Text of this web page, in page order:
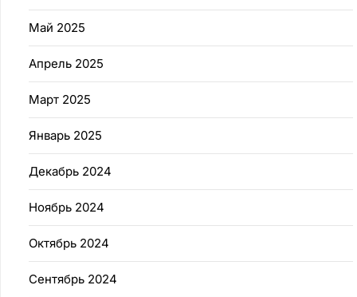
Май 2025
Апрель 2025
Март 2025
Январь 2025
Декабрь 2024
Ноябрь 2024
Октябрь 2024
Сентябрь 2024